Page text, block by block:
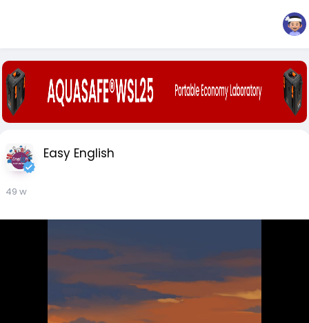
Easy English
49 w